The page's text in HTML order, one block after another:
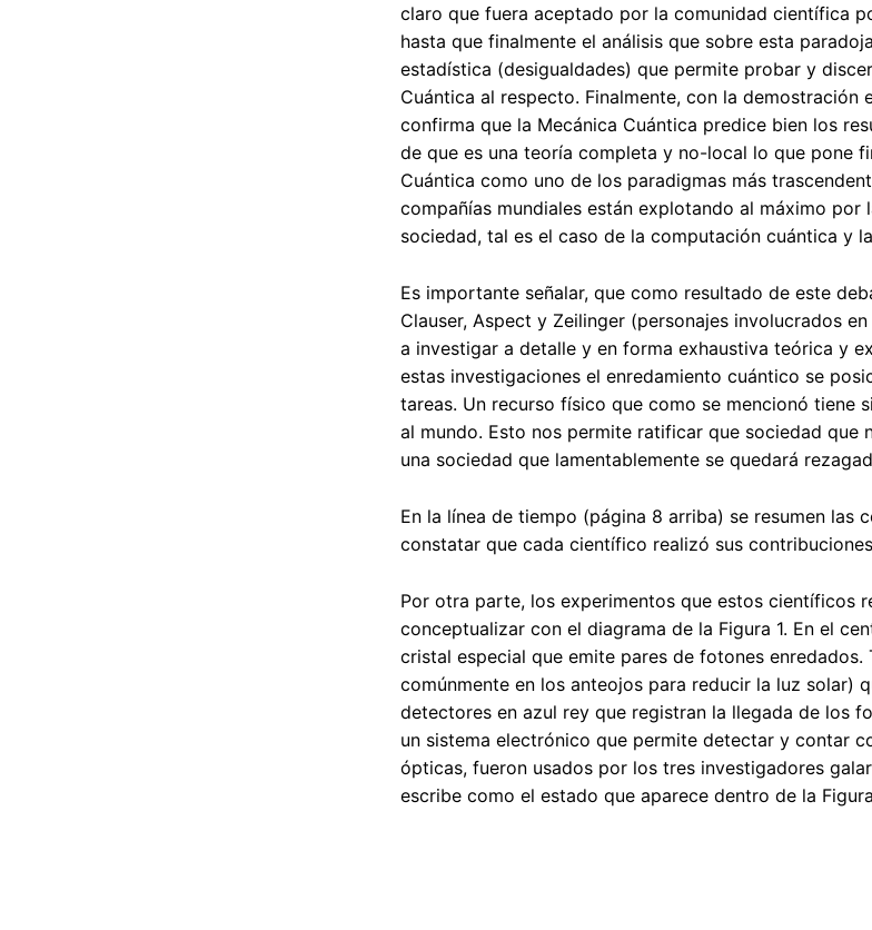
claro que fuera aceptado por la comunidad científica
hasta que finalmente el análisis que sobre esta
estadística (desigualdades) que permite probar y
Cuántica al respecto. Finalmente, con la demostración
confirma que la Mecánica Cuántica predice bien los
de que es una teoría completa y no-local lo que pone
Cuántica como uno de los paradigmas más
compañías mundiales están explotando al máximo
sociedad, tal es el caso de la computación cuántica y
Es importante señalar, que como resultado de este
Clauser, Aspect y Zeilinger (personajes involucrados
a investigar a detalle y en forma exhaustiva teórica y
estas investigaciones el enredamiento cuántico se
tareas. Un recurso físico que como se mencionó tiene
al mundo. Esto nos permite ratificar que sociedad
una sociedad que lamentablemente se quedará
En la línea de tiempo (página 8 arriba) se resumen
constatar que cada científico realizó sus
Por otra parte, los experimentos que estos científicos
conceptualizar con el diagrama de la Figura 1. En el
cristal especial que emite pares de fotones
comúnmente en los anteojos para reducir la luz solar)
detectores en azul rey que registran la llegada de los
un sistema electrónico que permite detectar y contar
ópticas, fueron usados por los tres investigadores
escribe como el estado que aparece dentro de la